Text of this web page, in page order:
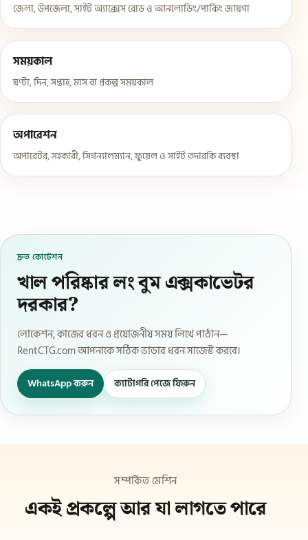
জেলা, উপজেলা, সাইট অ্যাক্সেস রোড ও আনলোডিং/পার্কিং জায়গা
সময়কাল
ঘণ্টা, দিন, সপ্তাহ, মাস বা প্রকল্প সময়কাল
অপারেশন
অপারেটর, সহকারী, সিগন্যালম্যান, ফুয়েল ও সাইট তদারকি ব্যবস্থা
দ্রুত কোটেশন
খাল পরিষ্কার লং বুম এক্সকাভেটর
দরকার?
লোকেশন, কাজের ধরন ও প্রয়োজনীয় সময় লিখে পাঠান—
RentCTG.com আপনাকে সঠিক ভাড়ার ধরন সাজেস্ট করবে।
WhatsApp করুন ক্যাটাগরি পেজে ফিরুন
সম্পর্কিত মেশিন
একই প্রকল্পে আর যা লাগতে পারে